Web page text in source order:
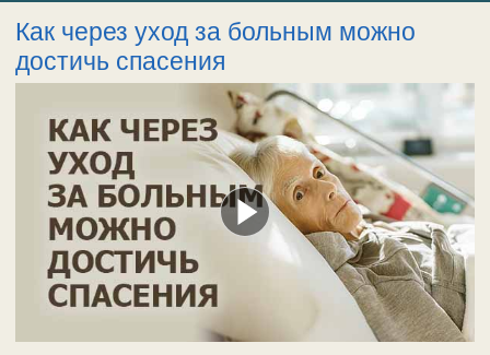
Как через уход за больным можно
достичь спасения